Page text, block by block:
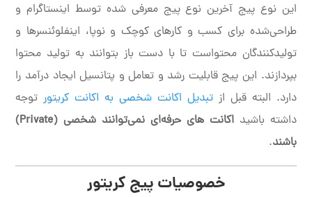
این نوع پیج آخرین نوع پیج معرفی شده توسط اینستاگرام و
طراحی‌شده برای کسب و کار‌های کوچک و نو‌پا، اینفلوئنسر‌ها و
تولیدکنندگان محتواست تا با دست باز بتوانند به تولید محتوا
بپردازند. این پیج قابلیت رشد و تعامل و پتانسیل ایجاد درآمد را
دارد. البته قبل ازتبدیل اکانت شخصی به اکانت کریتور توجه
داشته باشید
اکانت های حرفه‌ای نمی‌توانند شخصی (Private)
باشند.
خصوصیات پیج کریتور